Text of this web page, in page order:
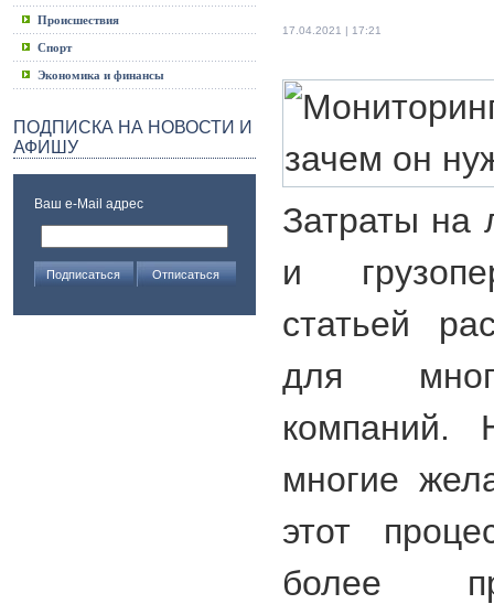
Происшествия
Спорт
Экономика и финансы
ПОДПИСКА НА НОВОСТИ И
АФИШУ
Ваш e-Mail адрес
17.04.2021 | 17:21
Затраты на
и
статьей
для
компаний.
многие
этот
более